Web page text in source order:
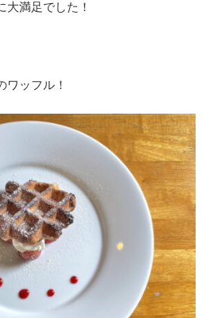
大満足でした！
ワッフル！